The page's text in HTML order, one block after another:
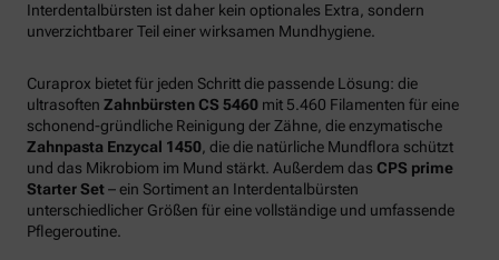
Interdentalbürsten ist daher kein optionales Extra, sondern
unverzichtbarer Teil einer wirksamen Mundhygiene.
Curaprox bietet für jeden Schritt die passende Lösung: die
ultrasoften Zahnbürsten CS 5460 mit 5.460 Filamenten für eine
schonend-gründliche Reinigung der Zähne, die enzymatische
Zahnpasta Enzycal 1450, die die natürliche Mundflora schützt
und das Mikrobiom im Mund stärkt. Außerdem das CPS prime
Starter Set– ein Sortiment an Interdentalbürsten
unterschiedlicher Größen für eine vollständige und umfassende
Pflegeroutine.